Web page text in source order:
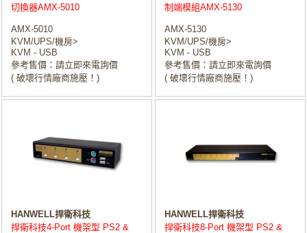
切換器AMX-5010
AMX-5010
KVM/UPS/機房>
KVM - USB
參考售價：請立即來電詢價
( 破壞行情廠商施壓！)
制端模組AMX-5130
AMX-5130
KVM/UPS/機房>
KVM - USB
參考售價：請立即來電詢價
( 破壞行情廠商施壓！)
HANWELL捍衛科技
捍衛科技4-Port 機架型 PS2 &
HANWELL捍衛科技
捍衛科技8-Port 機架型 PS2 &